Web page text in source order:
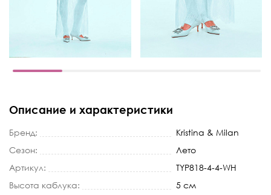
Описание и характеристики
Бренд:
Kristina & Milan
Сезон:
Лето
Артикул:
TYP818-4-4-WH
Высота каблука:
5 см